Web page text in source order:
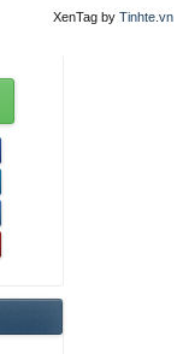
XenTag by Tinhte.vn